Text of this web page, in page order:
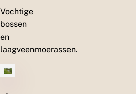
Vochtige
bossen
en
laagveenmoerassen.